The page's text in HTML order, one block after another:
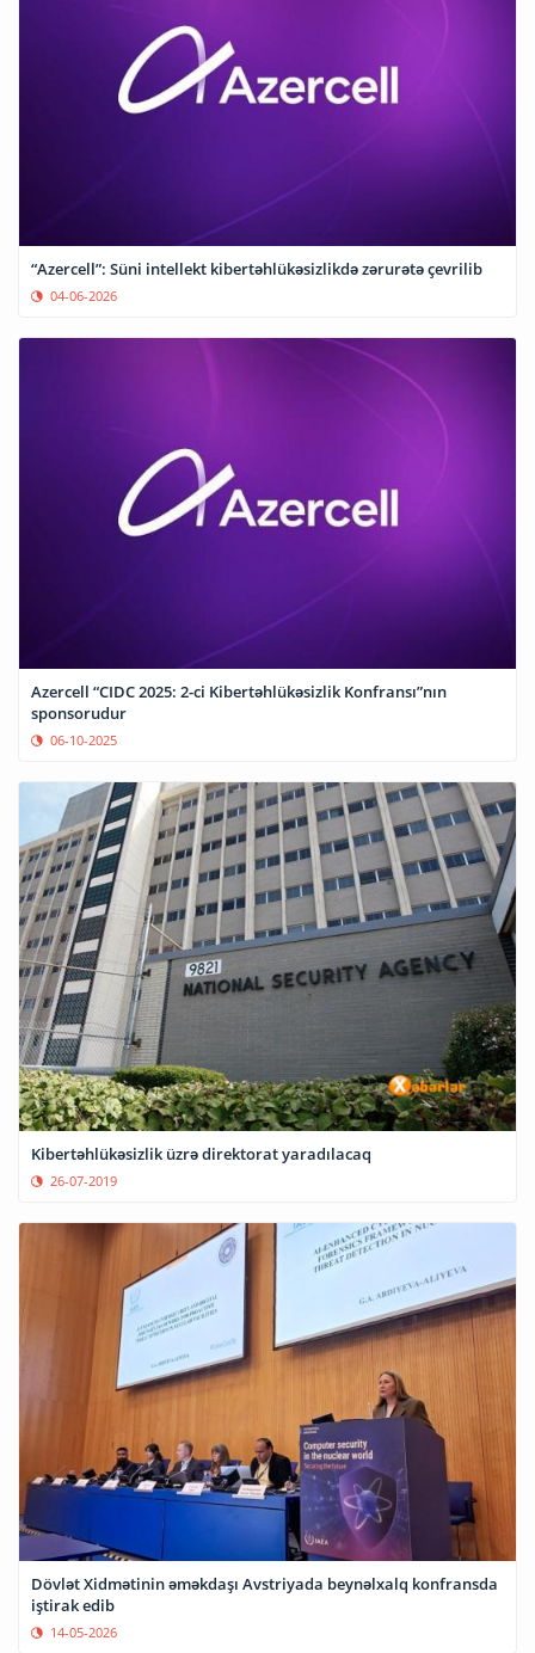
“Azercell”: Süni intellekt kibertəhlükəsizlikdə zərurətə çevrilib
04-06-2026
Azercell “CIDC 2025: 2-ci Kibertəhlükəsizlik Konfransı”nın
sponsorudur
06-10-2025
Kibertəhlükəsizlik üzrə direktorat yaradılacaq
26-07-2019
Dövlət Xidmətinin əməkdaşı Avstriyada beynəlxalq konfransda
iştirak edib
14-05-2026